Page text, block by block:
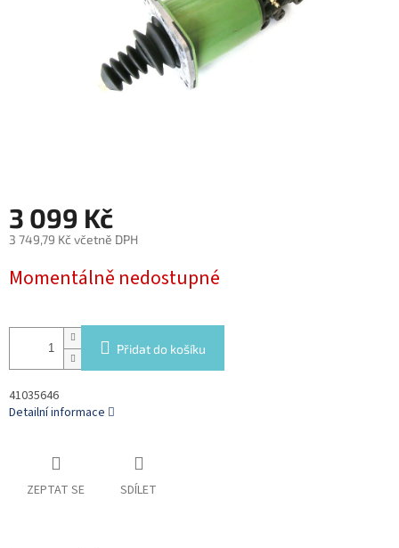
3 099 Kč
3 749,79 Kč včetně DPH
cena:
Momentálně nedostupné
Přidat do košíku
41035646
Detailní informace
ZEPTAT SE SDÍLET